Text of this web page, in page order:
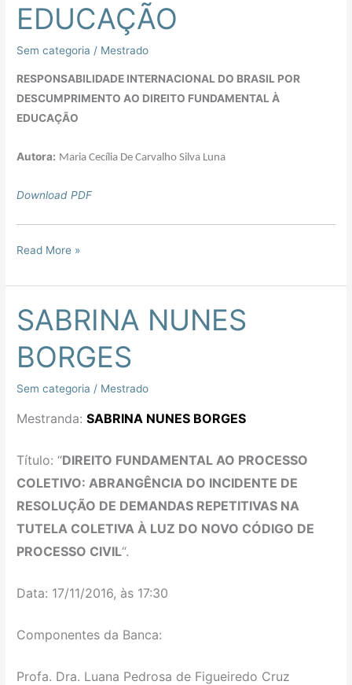
EDUCAÇÃO
Sem categoria / Mestrado
RESPONSABILIDADE INTERNACIONAL DO BRASIL POR
DESCUMPRIMENTO AO DIREITO FUNDAMENTAL À
EDUCAÇÃO
Autora: Maria Cecília De Carvalho Silva Luna
Download PDF
Read More »
SABRINA NUNES
BORGES
Sem categoria / Mestrado
Mestranda:SABRINA NUNES BORGES
Título: “DIREITO FUNDAMENTAL AO PROCESSO
COLETIVO: ABRANGÊNCIA DO INCIDENTE DE
RESOLUÇÃO DE DEMANDAS REPETITIVAS NA
TUTELA COLETIVA À LUZ DO NOVO CÓDIGO DE
PROCESSO CIVIL“.
Data: 17/11/2016, às 17:30
Componentes da Banca:
Profa. Dra. Luana Pedrosa de Figueiredo Cruz
SABRINA
NUNES
BORGES